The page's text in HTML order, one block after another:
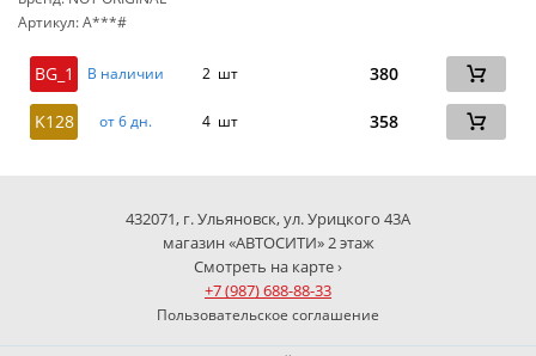
Артикул: A***#
BG_1 В наличии 2 шт 380
K128 от 6 дн. 4 шт 358
432071, г. Ульяновск, ул. Урицкого 43А
магазин «АВТОСИТИ» 2 этаж
Смотреть на карте ›
+7 (987) 688-88-33
Пользовательское соглашение